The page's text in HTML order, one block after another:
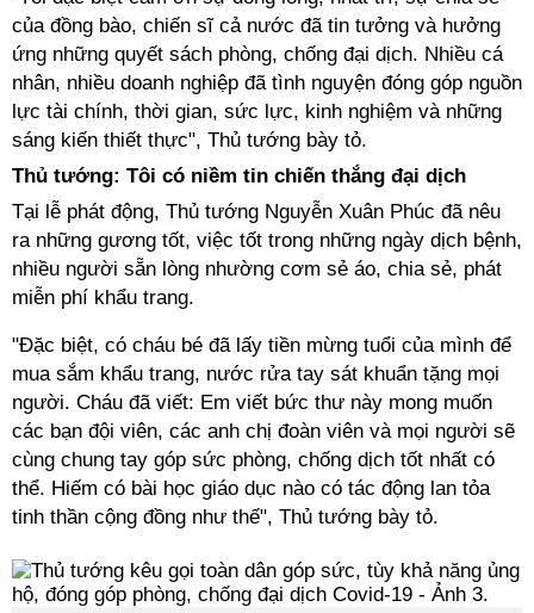
của đồng bào, chiến sĩ cả nước đã tin tưởng và hưởng
ứng những quyết sách phòng, chống đại dịch. Nhiều cá
nhân, nhiều doanh nghiệp đã tình nguyện đóng góp nguồn
lực tài chính, thời gian, sức lực, kinh nghiệm và những
sáng kiến thiết thực", Thủ tướng bày tỏ.
Thủ tướng: Tôi có niềm tin chiến thắng đại dịch
Tại lễ phát động, Thủ tướng Nguyễn Xuân Phúc đã nêu
ra những gương tốt, việc tốt trong những ngày dịch bệnh,
nhiều người sẵn lòng nhường cơm sẻ áo, chia sẻ, phát
miễn phí khẩu trang.
"Đặc biệt, có cháu bé đã lấy tiền mừng tuổi của mình để
mua sắm khẩu trang, nước rửa tay sát khuẩn tặng mọi
người. Cháu đã viết: Em viết bức thư này mong muốn
các bạn đội viên, các anh chị đoàn viên và mọi người sẽ
cùng chung tay góp sức phòng, chống dịch tốt nhất có
thể. Hiếm có bài học giáo dục nào có tác động lan tỏa
tinh thần cộng đồng như thế", Thủ tướng bày tỏ.